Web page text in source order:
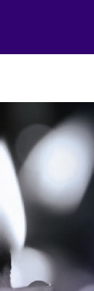
Delia